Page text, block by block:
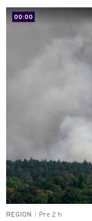
REGION Pre 2 h
00:00